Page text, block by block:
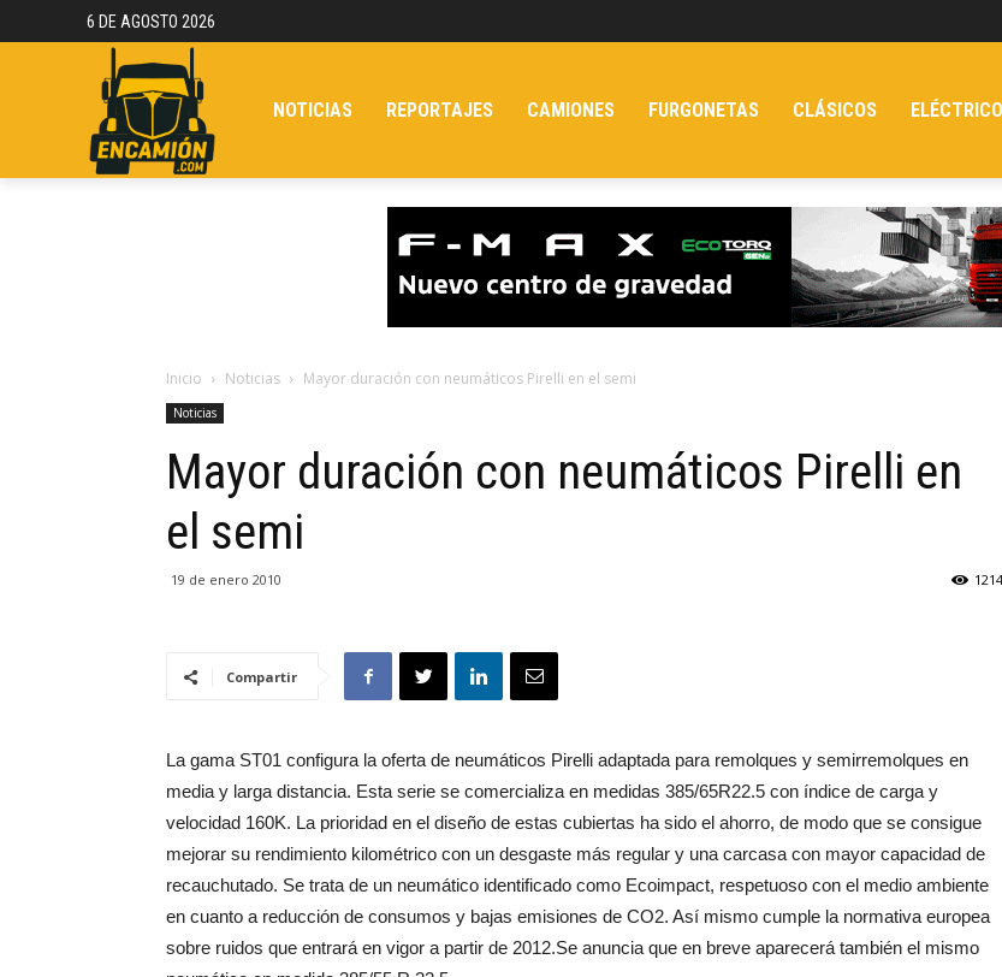
6 DE AGOSTO 2026
NOTICIAS REPORTAJES CAMIONES FURGONETAS CLÁSICOS
Inicio Noticias Mayor duración con neumáticos Pirelli en el semi
Noticias
Mayor duración con neumáticos Pirelli en
el semi
19 de enero 2010 1214
Compartir
La gama ST01 configura la oferta de neumáticos Pirelli adaptada para remolques y semirremolques en
media y larga distancia. Esta serie se comercializa en medidas 385/65R22.5 con índice de carga y
velocidad 160K. La prioridad en el diseño de estas cubiertas ha sido el ahorro, de modo que se consigue
mejorar su rendimiento kilométrico con un desgaste más regular y una carcasa con mayor capacidad de
recauchutado. Se trata de un neumático identificado como Ecoimpact, respetuoso con el medio ambiente
en cuanto a reducción de consumos y bajas emisiones de CO2. Así mismo cumple la normativa europea
sobre ruidos que entrará en vigor a partir de 2012.Se anuncia que en breve aparecerá también el mismo